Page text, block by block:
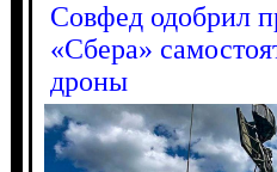
Совфед одобрил
«Сбера»
дроны